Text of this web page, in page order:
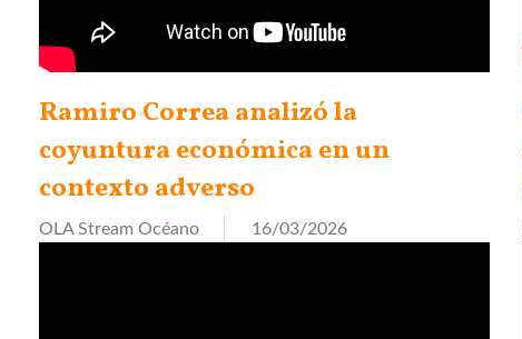
Ramiro Correa analizó la
coyuntura económica en un
contexto adverso
OLA Stream Océano 16/03/2026